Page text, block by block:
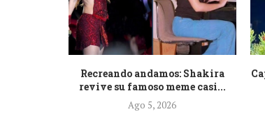
Recreando andamos: Shakira
revive su famoso meme casi...
Ago 5, 2026